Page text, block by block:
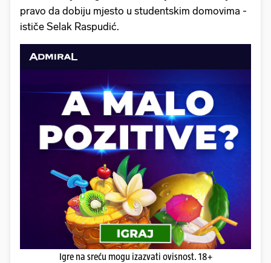
pravo da dobiju mjesto u studentskim domovima -
ističe Selak Raspudić.
Igre na sreću mogu izazvati ovisnost. 18+